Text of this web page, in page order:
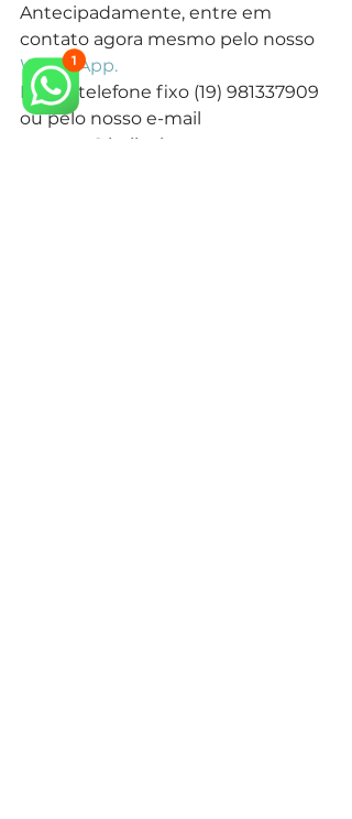
Antecipadamente, entre em
contato agora mesmo pelo nosso
WhatsApp.
Nosso telefone fixo (19) 981337909
ou pelo nosso e-mail
contato@italicohomes.com